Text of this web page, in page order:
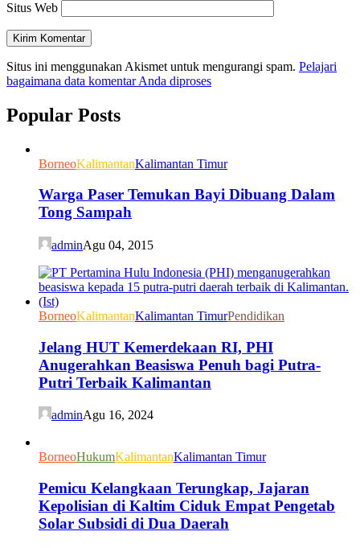
Situs Web
Situs ini menggunakan Akismet untuk mengurangi spam. Pelajari
bagaimana data komentar Anda diproses
Popular Posts
BorneoKalimantanKalimantan Timur
Warga Paser Temukan Bayi Dibuang Dalam
Tong Sampah
adminAgu 04, 2015
BorneoKalimantanKalimantan TimurPendidikan
Jelang HUT Kemerdekaan RI, PHI
Anugerahkan Beasiswa Penuh bagi Putra-
Putri Terbaik Kalimantan
adminAgu 16, 2024
BorneoHukumKalimantanKalimantan Timur
Pemicu Kelangkaan Terungkap, Jajaran
Kepolisian di Kaltim Ciduk Empat Pengetab
Solar Subsidi di Dua Daerah